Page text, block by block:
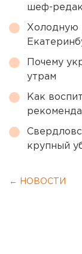
шеф-
Холодную
Почему
утрам
Как
крупный
← НОВОСТИ